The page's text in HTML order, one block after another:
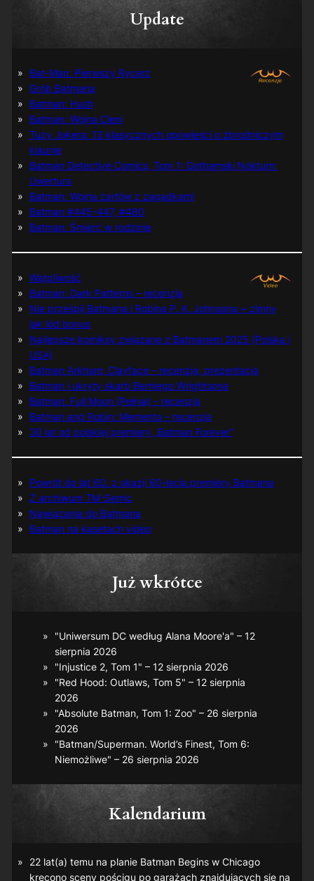
Update
Bat-Man: Pierwszy Rycerz
Grób Batmana
Batman: Hush
Batman: Wojna Cieni
Tuzy Jokera: 13 klasycznych opowieści o zbrodniczym
klaunie
Batman Detective Comics, Tom 1: Gothamski Nokturn:
Uwertura
Batman: Wojna żartów z zagadkami
Batman #445-447, #480
Batman: Śmierć w rodzinie
Wątpliwość
Batman: Dark Patterns – recenzja
Nie prześpij Batmana i Robina P. K. Johnsona + zimny
jak lód bonus
Najlepsze komiksy związane z Batmanem 2025 (Polska i
USA)
Batman Arkham: Clayface – recenzja, prezentacja
Batman i ukryty skarb Berniego Wrightsona
Batman: Full Moon (Pełnia) – recenzja
Batman and Robin: Memento – recenzja
30 lat od polskiej premiery „Batman Forever”
Powrót do lat 60. z okazji 60-lecia premiery Batmana
Z archiwum TM-Semic
Nawiązania do Batmana
Batman na kasetach video
Już wkrótce
"Uniwersum DC według Alana Moore'a" – 12
sierpnia 2026
"Injustice 2, Tom 1" – 12 sierpnia 2026
"Red Hood: Outlaws, Tom 5" – 12 sierpnia
2026
"Absolute Batman, Tom 1: Zoo" – 26 sierpnia
2026
"Batman/Superman. World’s Finest, Tom 6:
Niemożliwe" – 26 sierpnia 2026
Kalendarium
22 lat(a) temu na planie Batman Beginsw Chicago
kręcono sceny pościgu po garażach znajdujących się na